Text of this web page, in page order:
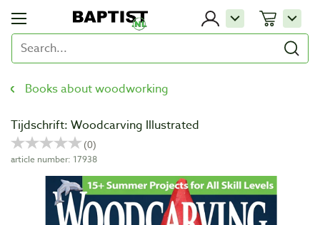
Books about woodworking
Tijdschrift: Woodcarving Illustrated
article number: 17938